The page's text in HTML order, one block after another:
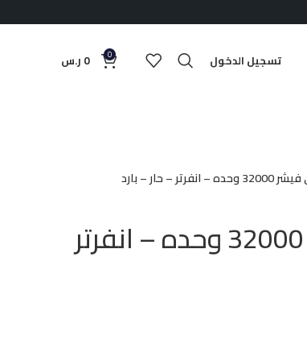
تسجيل الدخول 0
0 ر.س
– حار – بارد
مكيف مخفي فيشر 32000 وحده – انفرتر